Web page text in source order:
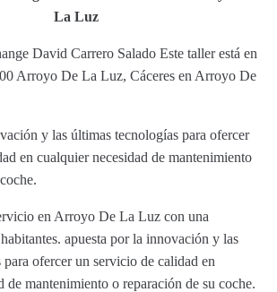
La Luz
David Carrero Salado Este taller está en
Arroyo De La Luz, Cáceres en Arroyo De
y las últimas tecnologías para ofercer
en cualquier necesidad de mantenimiento
en Arroyo De La Luz con una
apuesta por la innovación y las
ofercer un servicio de calidad en
de mantenimiento o reparación de su coche.